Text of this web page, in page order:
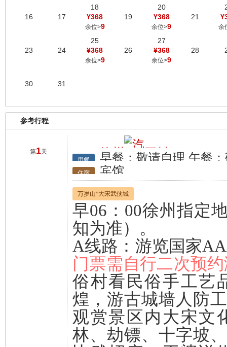
16 17
18
¥368
余位>9
19
20
¥368
余位>9
21
余
23 24
25
¥368
余位>9
26
27
¥368
余位>9
28
30 31
参考行程
第1天 行程 徐州 开封
用餐 早餐：敬请自理 午餐
住宿 宾馆
万岁山*大宋武侠城
早06：00徐州指定
知为准）。
A线路： 游览国家
门票需自行二次预
俗村看民俗手工艺
煌，游古城墙人防
观赏景区内大宋文
林、劫镖、十字坡